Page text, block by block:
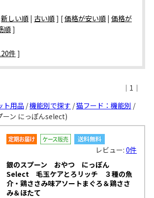
新しい順| 古い順] [価格が安い順| 価格が
順]
件 ]
｜1｜
ト用品 /機能別で探す /猫フード：機能別 /
ーン にっぽんselect)
レビュー:0件
銀のスプーン おやつ にっぽん
Select 毛玉ケアとろリッチ ３種の魚
介・鶏ささみ味アソートまぐろ＆鶏ささ
み＆ほたて